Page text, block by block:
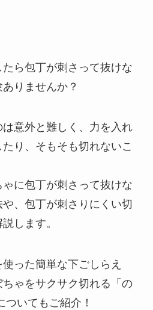
ら包丁が刺さって抜けな
りませんか？
意外と難しく、力を入れ
り、そもそも切れないこ
に包丁が刺さって抜けな
、包丁が刺さりにくい切
します。
った簡単な下ごしらえ
ゃをサクサク切れる「の
いてもご紹介！